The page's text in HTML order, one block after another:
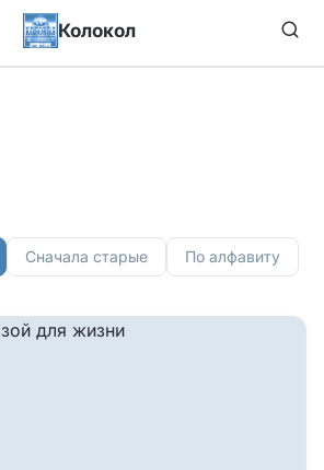
Колокол
Сначала старые По алфавиту